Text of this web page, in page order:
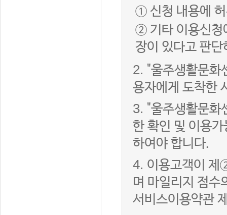
① 신청 내용에
② 기타 이용신청
장이 있다고 판단
2. "울주생활문화
용자에게 도착한
3. "울주생활문화
한 확인 및 이용
하여야 합니다.
4. 이용고객이 제
며 마일리지 점수
서비스이용약관